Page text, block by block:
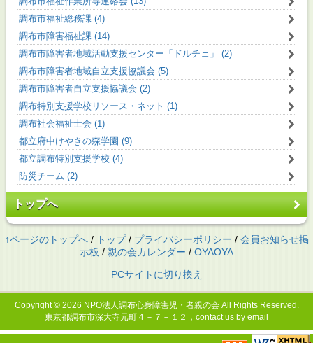
調布市福祉総務課 (4)
調布市障害福祉課 (14)
調布市障害者地域活動支援センター「ドルチェ」 (2)
調布市障害者地域自立支援協議会 (5)
調布市障害者自立支援協議会 (2)
調布特別支援学校リソース・ネット (1)
調布社会福祉士会 (1)
都立府中けやきの森学園 (9)
都立調布特別支援学校 (4)
防災チーム (2)
トップへ
↑ページのトップへ/ トップ/ プライバシーポリシー / 会員お知らせ掲
示板 / 親の会カレンダー / OYAOYA
PCサイトに切り換え
Copyright © 2026 NPO法人調布心身障害児・者親の会All Rights Reserved.
東京都調布市深大寺元町４－７－１２，contact us by email